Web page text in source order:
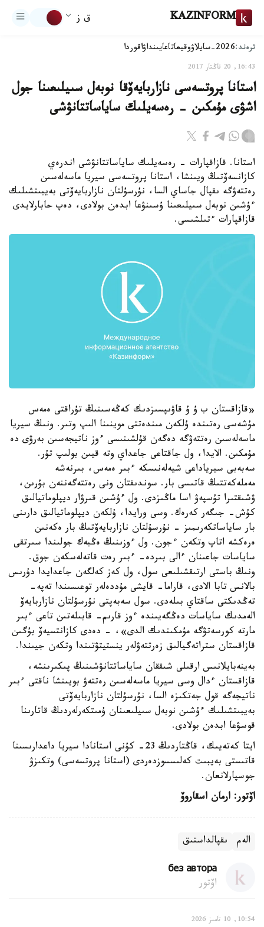
KAZINFORM ق ز
ترەند:2026-سايلاۋ وقيعاتاعايىنداۋاقوردا
16:43, 20 قاڭتار 2017
استانا پروتسەسى نازاربايەۆقا نوبەل سىيلىعىنا جول
اشۋى مۇمكىن - رەسەيلىك ساياساتتانۋشى
استانا. قازاقپارات - رەسەيلىك ساياساتتانۋشى اندرەي
كازانسەۆتىڭ ويىنشا، استانا پروتسەسى سيريا ماسەلەسىن
رەتتەۋگە ىقپال جاساي السا، نۇرسۇلتان نازاربايەۆتى بەيبىتشىلىك
ءۇشىن نوبەل سىيلىعىنا ۇسىنۋعا ابدەن بولادى، دەپ حابارلايدى
قازاقپارات ءتىلشىسى.
«قازاقستان ب ۇ ۇ قاۋىپسىزدىك كەڭەسىنىڭ تۇراقتى ەمەس
مۇشەسى رەتىندە ۇلكەن مىندەتتى موينىنا الىپ وتىر. ونىڭ سيريا
ماسەلەسىن رەتتەۋگە دەگەن قۇلشىنىسى ءوز ناتيجەسىن بەرۋى دە
مۇمكىن. الايدا، ول جاقتاعى جاعداي وتە قيىن بولىپ تۇر.
سەبەبى سيرياداعى شيەلەنىسكە ءبىر ەمەس، بىرنەشە
مەملەكەتتىڭ قاتىسى بار. سوندىقتان ونى رەتتەگەننەن بۇرىن،
ۋشىقتىرا تۇسپەۋ اسا ماڭىزدى. ول ءۇشىن قىرۋار ديپلوماتيالىق
كۇش- جىگەر كەرەك. وسى ورايدا، ۇلكەن ديپلوماتيالىق دارىنى
بار ساياساتكەرىمىز - نۇرسۇلتان نازاربايەۆتىڭ بار ەكەنىن
ەرەكشە اتاپ وتكەن ءجون. ول ءوزىنىڭ ەڭبەك جولىندا سىرتقى
ساياسات جاعىنان ءالى بىردە- ءبىر رەت قاتەلەسكەن جوق.
ونىڭ باستى ارتىقشىلىعى سول، ول كەز كەلگەن جاعدايدا دۇرىس
بالانس تابا الادى، قاراما- قايشى مۇددەلەر توعىسىندا تەپە-
تەڭدىكتى ساقتاي بىلەدى. سول سەبەپتى نۇرسۇلتان نازاربايەۆ
الەمدىك ساياسات دەڭگەيىندە ءوز قارىم- قابىلەتىن تاعى ءبىر
مارتە كورسەتۋگە مۇمكىندىك الدى»، - دەدى كازانتسيەۆ بۇگىن
قازاقستان ستراتەگيالىق زەرتتەۋلەر ينستيتۋتىندا وتكەن جيىندا.
بەينەبايلانىس ارقىلى شىققان ساياساتتانۋشىنىڭ پىكىرىنشە،
قازاقستان ءدال وسى سيريا ماسەلەسىن رەتتەۋ بويىنشا ناقتى ءبىر
ناتيجەگە قول جەتكىزە السا، نۇرسۇلتان نازاربايەۆتى
بەيبىتشىلىك ءۇشىن نوبەل سىيلىعىنان ۇمىتكەرلەردىڭ قاتارىنا
قوسۋعا ابدەن بولادى.
ايتا كەتەيىك، قاڭتاردىڭ 23- كۇنى استانادا سيريا داعدارىسىنا
قاتىستى بەيبىت كەلىسسوزدەردى (استانا پروتسەسى) وتكىزۋ
جوسپارلانعان.
اۆتور: ارمان اسقاروۆ
الەم ىقپالداستىق
без автора
اۆتور
10:54, 10 تامىز 2026